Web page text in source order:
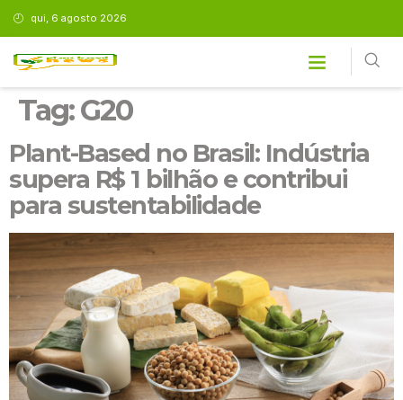
qui, 6 agosto 2026
Tag:G20
Plant-Based no Brasil: Indústria
supera R$ 1 bilhão e contribui
para sustentabilidade